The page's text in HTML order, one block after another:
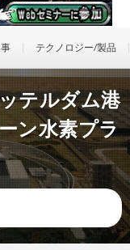
テクノロジー/製品
テルダム港
ン水素プラ